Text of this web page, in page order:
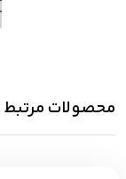
محصولات مرتبط